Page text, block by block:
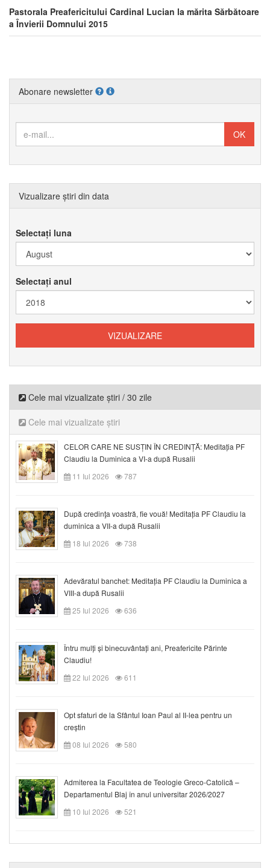
Pastorala Preafericitului Cardinal Lucian la mărita Sărbătoare
a Învierii Domnului 2015
Abonare newsletter
Vizualizare știri din data
Selectați luna
Selectați anul
Cele mai vizualizate știri / 30 zile
Cele mai vizualizate știri
CELOR CARE NE SUSȚIN ÎN CREDINȚĂ: Meditația PF
Claudiu la Duminica a VI-a după Rusalii
11 Iul 2026
787
După credinţa voastră, fie vouă! Meditația PF Claudiu la
duminica a VII-a după Rusalii
18 Iul 2026
738
Adevăratul banchet: Meditația PF Claudiu la Duminica a
VIII-a după Rusalii
25 Iul 2026
636
Întru mulți și binecuvântați ani, Preafericite Părinte
Claudiu!
22 Iul 2026
611
Opt sfaturi de la Sfântul Ioan Paul al II-lea pentru un
creștin
08 Iul 2026
580
Admiterea la Facultatea de Teologie Greco-Catolică –
Departamentul Blaj în anul universitar 2026/2027
10 Iul 2026
521